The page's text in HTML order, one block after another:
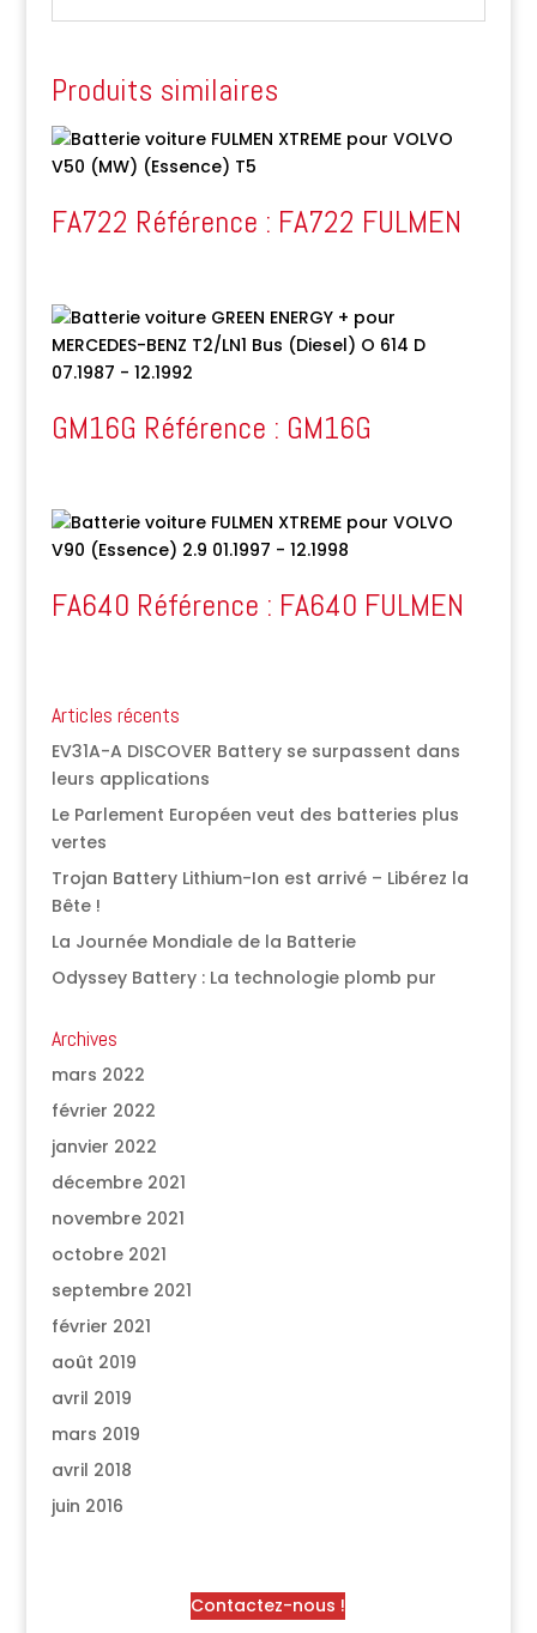
Produits similaires
FA722 Référence : FA722 FULMEN
GM16G Référence : GM16G
FA640 Référence : FA640 FULMEN
Articles récents
EV31A-A DISCOVER Battery se surpassent dans
leurs applications
Le Parlement Européen veut des batteries plus
vertes
Trojan Battery Lithium-Ion est arrivé – Libérez la
Bête !
La Journée Mondiale de la Batterie
Odyssey Battery : La technologie plomb pur
Archives
mars 2022
février 2022
janvier 2022
décembre 2021
novembre 2021
octobre 2021
septembre 2021
février 2021
août 2019
avril 2019
mars 2019
avril 2018
juin 2016
Contactez-nous !